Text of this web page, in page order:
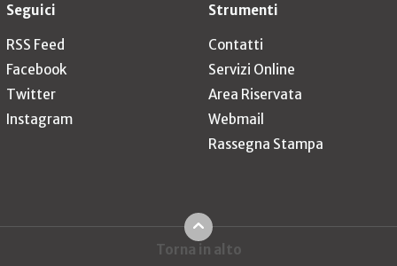
Seguici
RSS Feed
Facebook
Twitter
Instagram
Strumenti
Contatti
Servizi Online
Area Riservata
Webmail
Rassegna Stampa
Torna in alto